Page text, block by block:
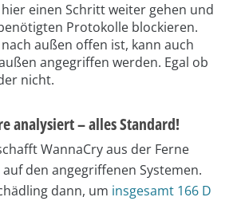
einen Schritt weiter gehen und
Protokolle blockieren.
außen offen ist, kann auch
angegriffen werden. Egal ob
nicht.
analysiert – alles Standard!
WannaCry aus der Ferne
auf den angegriffenen Systemen.
dann, um insgesamt 166 D